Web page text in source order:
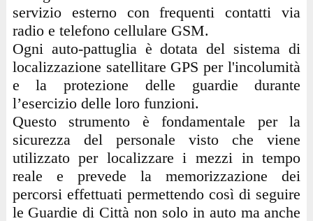
servizio esterno con frequenti contatti via
radio e telefono cellulare GSM.
Ogni auto-pattuglia è dotata del sistema di
localizzazione satellitare GPS per l'incolumità
e la protezione delle guardie durante
l’esercizio delle loro funzioni.
Questo strumento è fondamentale per la
sicurezza del personale visto che viene
utilizzato per localizzare i mezzi in tempo
reale e prevede la memorizzazione dei
percorsi effettuati permettendo così di seguire
le Guardie di Città non solo in auto ma anche